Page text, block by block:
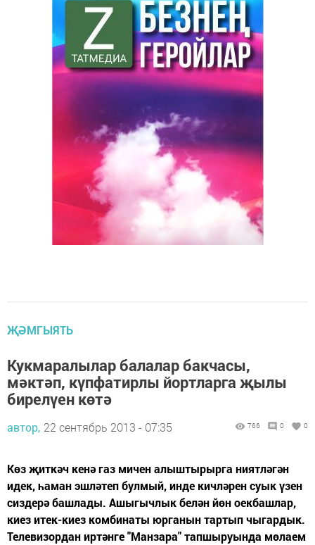
ҖӘМГЫЯТЬ
Кукмаралылар балалар бакчасы,
мәктәп, күпфатирлы йортларга җылы
бирелүен көтә
автор, 22 сентябрь 2013 - 07:35 766 0 0
Көз җиткәч кенә газ мичен алыштырырга ниятләгән
идек, һаман эшләтеп булмый, инде кичләрен суык үзен
сиздерә башлады. Ашыгычлык белән йөн оекбашлар,
киез итек-киез комбинаты юрганын тартып чыгардык.
Телевизордан иртәнге "Манзара" тапшыруында мөлаем